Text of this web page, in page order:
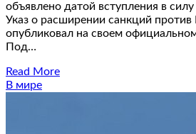
объявлено датой вступления в
Указ о расширении санкций
опубликовал на своем
Под…
Read More
В мире